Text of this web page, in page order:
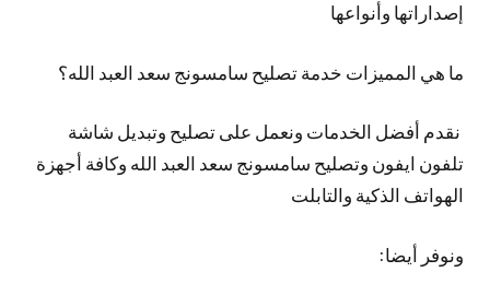
إصداراتها وأنواعها
ما هي المميزات خدمة تصليح سامسونج سعد العبد الله؟
نقدم أفضل الخدمات ونعمل على تصليح وتبديل شاشة
تلفون ايفون وتصليح سامسونج سعد العبد الله وكافة أجهزة
الهواتف الذكية والتابلت
ونوفر أيضا: